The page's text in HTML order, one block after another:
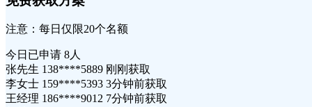
注意：每日仅限20个名额
今日已申请 8人
张先生 138****5889 刚刚获取
李女士 159****5393 3分钟前获取
王经理 186****9012 7分钟前获取